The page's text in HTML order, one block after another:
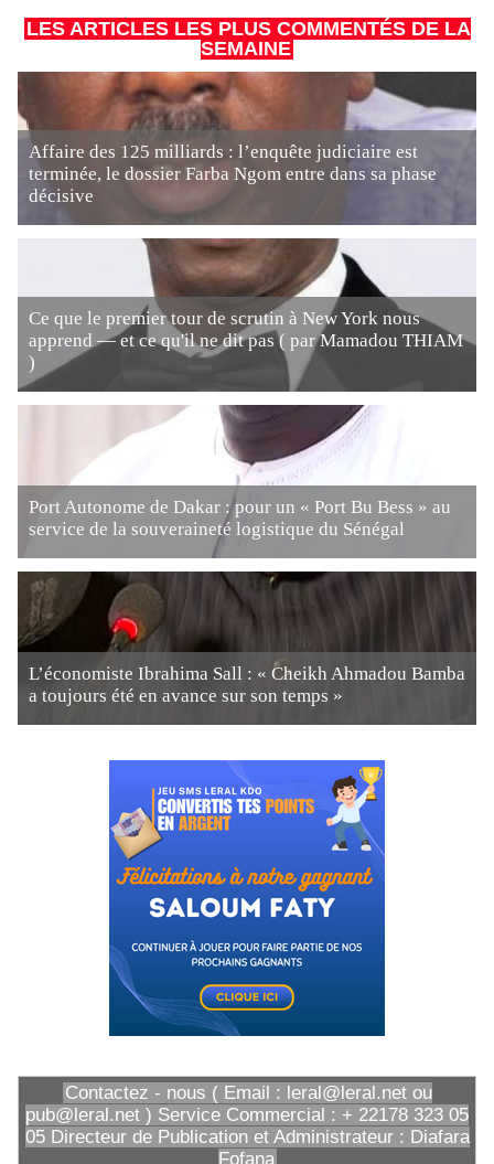
LES ARTICLES LES PLUS COMMENTÉS DE LA
SEMAINE
Affaire des 125 milliards : l’enquête judiciaire est
terminée, le dossier Farba Ngom entre dans sa phase
décisive
Ce que le premier tour de scrutin à New York nous
apprend — et ce qu'il ne dit pas ( par Mamadou THIAM
)
Port Autonome de Dakar : pour un « Port Bu Bess » au
service de la souveraineté logistique du Sénégal
L’économiste Ibrahima Sall : « Cheikh Ahmadou Bamba
a toujours été en avance sur son temps »
Contactez - nous ( Email : leral@leral.net ou
pub@leral.net ) Service Commercial : + 22178 323 05
05 Directeur de Publication et Administrateur : Diafara
Fofana